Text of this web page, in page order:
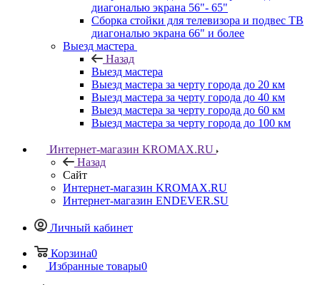
диагональю экрана 56"- 65"
Сборка стойки для телевизора и подвес ТВ
диагональю экрана 66" и более
Выезд мастера
Назад
Выезд мастера
Выезд мастера за черту города до 20 км
Выезд мастера за черту города до 40 км
Выезд мастера за черту города до 60 км
Выезд мастера за черту города до 100 км
Интернет-магазин KROMAX.RU
Назад
Сайт
Интернет-магазин KROMAX.RU
Интернет-магазин ENDEVER.SU
Личный кабинет
Корзина0
Избранные товары0